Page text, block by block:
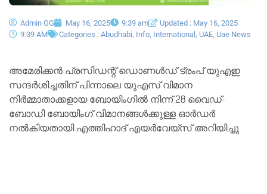
Admin GG May 16, 2025 9:39 am
Updated : May 16, 2025
9:39 AM
Categories : Abudhabi Info International UAE Uae News
അമേരിക്കൻ പ്രസിഡന്റ് ഡൊണൾഡ് ട്രംപ് യുഎഇ
സന്ദർശിച്ചതിന് പിന്നാലെ യുഎസ് വിമാന
നിർമ്മാതാക്കളായ ബോയിംഗിൽ നിന്ന് 28 വൈഡ്-
ബോഡി ബോയിംഗ് വിമാനങ്ങൾക്കുള്ള ഓർഡർ
നൽകിയതായി എത്തിഹാദ് എയർവേയ്‌സ് അറിയിച്ചു